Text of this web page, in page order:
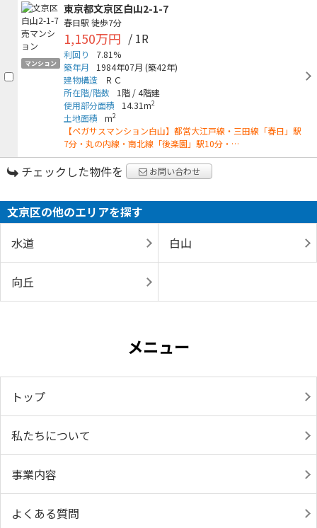
マンション
東京都文京区白山2-1-7
春日駅 徒歩7分
1,150万円 / 1R
利回り
7.81%
築年月
1984年07月 (築42年)
建物構造
ＲＣ
所在階/階数
1階 /4階建
使用部分面積
14.31m2
土地面積 m2
【ペガサスマンション白山】都営大江戸線・三田線「春日」駅
7分・丸の内線・南北線「後楽園」駅10分・…
チェックした物件を お問い合わせ
文京区の他のエリアを探す
水道
白山
向丘
メニュー
トップ
私たちについて
事業内容
よくある質問